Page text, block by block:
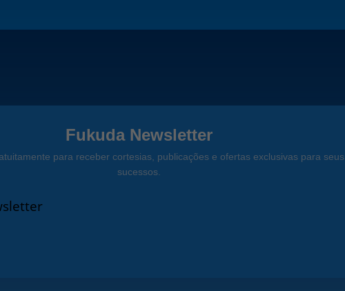
Fukuda Newsletter
para receber cortesias, publicações e ofertas exclusivas para seus
sucessos.